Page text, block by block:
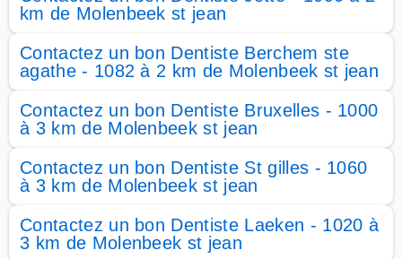
km de Molenbeek st jean
Contactez un bon Dentiste Berchem ste
agathe - 1082 à 2 km de Molenbeek st jean
Contactez un bon Dentiste Bruxelles - 1000
à 3 km de Molenbeek st jean
Contactez un bon Dentiste St gilles - 1060
à 3 km de Molenbeek st jean
Contactez un bon Dentiste Laeken - 1020 à
3 km de Molenbeek st jean